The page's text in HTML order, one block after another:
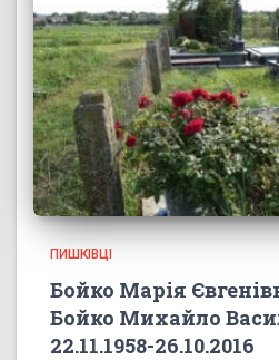
ПИШКІВЦІ
Бойко Марія
Бойко Михайло
22.11.1958-26.10.2016